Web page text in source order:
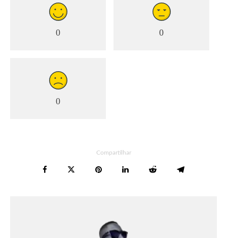
0 0
0
Compartilhar